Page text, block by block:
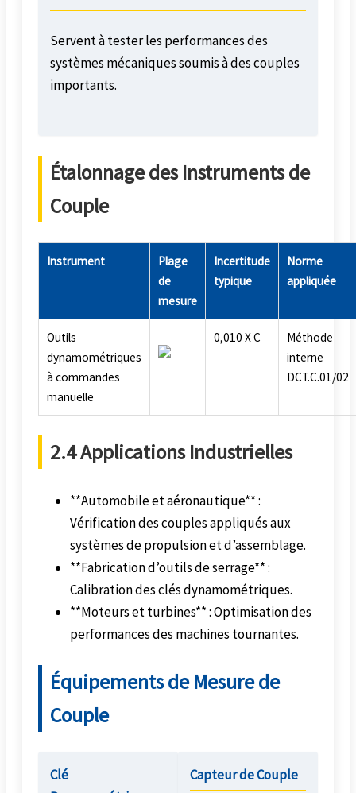
Servent à tester les performances des
systèmes mécaniques soumis à des couples
importants.
Étalonnage des Instruments de
Couple
Instrument
Plage
de
mesure
Incertitude
typique
Norme
appliquée
Outils
dynamométriques
à commandes
manuelle
0,010 X C
Méthode
interne
DCT.C.01/02
2.4 Applications Industrielles
**Automobile et aéronautique** :
Vérification des couples appliqués aux
systèmes de propulsion et d’assemblage.
**Fabrication d’outils de serrage** :
Calibration des clés dynamométriques.
**Moteurs et turbines** : Optimisation des
performances des machines tournantes.
Équipements de Mesure de
Couple
Clé
Capteur de Couple